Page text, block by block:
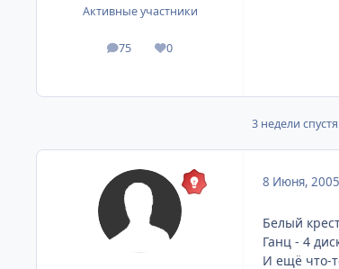
Активные участники
75
посты 0
Репутация
3 недели
8 Июня, 2005
Белый
Ганц - 4
И ещё что-